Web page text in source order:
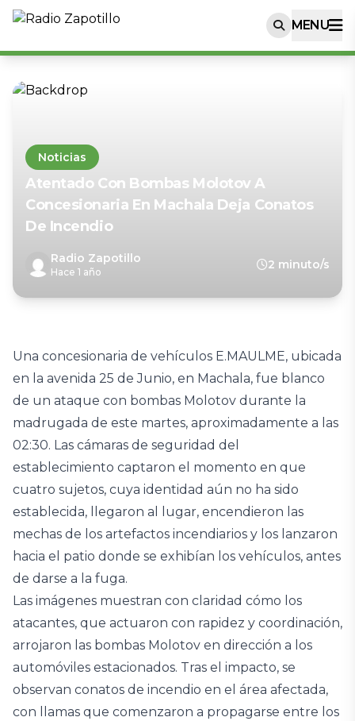
MENU
Noticias
Atentado Con Bombas Molotov A
Concesionaria En Machala Deja Conatos
De Incendio
Radio Zapotillo
Hace 1 año
2 minuto/s
Una concesionaria de vehículos E.MAULME, ubicada
en la avenida 25 de Junio, en Machala, fue blanco
de un ataque con bombas Molotov durante la
madrugada de este martes, aproximadamente a las
02:30. Las cámaras de seguridad del
establecimiento captaron el momento en que
cuatro sujetos, cuya identidad aún no ha sido
establecida, llegaron al lugar, encendieron las
mechas de los artefactos incendiarios y los lanzaron
hacia el patio donde se exhibían los vehículos, antes
de darse a la fuga.
Las imágenes muestran con claridad cómo los
atacantes, que actuaron con rapidez y coordinación,
arrojaron las bombas Molotov en dirección a los
automóviles estacionados. Tras el impacto, se
observan conatos de incendio en el área afectada,
con llamas que comenzaron a propagarse entre los